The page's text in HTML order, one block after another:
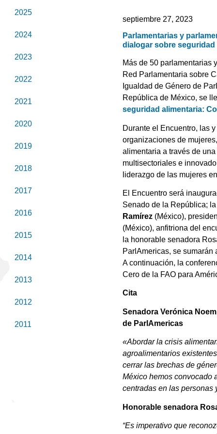
2025
2024
2023
2022
2021
2020
2019
2018
2017
2016
2015
2014
2013
2012
2011
septiembre 27, 2023
Parlamentarias y
dialogar sobre
Más de 50 parlamentarias
Red Parlamentaria sobre
Igualdad de Género de
República de México, se
seguridad alimentaria:
Durante el Encuentro, las
organizaciones de
alimentaria a través de
multisectoriales e
liderazgo de las mujeres
El Encuentro será
Senado de la República;
Ramírez (México),
(México), anfitriona del
la honorable senadora
ParlAmericas, se
A continuación, la
Cero de la FAO para
Cita
Senadora Verónica
de ParlAmericas
«Abordar la crisis
agroalimentarios
cerrar las brechas de
México hemos convocado
centradas en las personas
Honorable senadora
“Es imperativo que